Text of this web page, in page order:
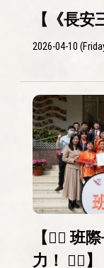
【《長安
2026-04-10
【🏃‍♀️ 班
力！ 🏃‍♂️】